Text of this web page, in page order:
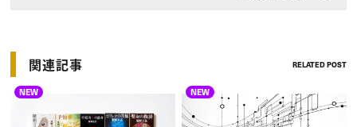
関連記事 RELATED POST
NEW NEW